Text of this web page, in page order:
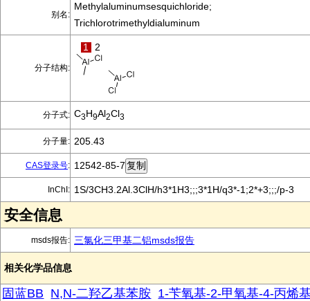
别名:
Methylaluminumsesquichloride;
Trichlorotrimethyldialuminum
分子结构:
1 2
分子式: C3H9Al2Cl3
分子量: 205.43
CAS登录号: 12542-85-7
InChI: 1S/3CH3.2Al.3ClH/h3*1H3;;;3*1H/q3*-1;2*+3;;;/p-3
安全信息
msds报告: 三氯化三甲基二铝msds报告
相关化学品信息
固蓝BB N,N-二羟乙基苯胺 1-苄氧基-2-甲氧基-4-丙烯